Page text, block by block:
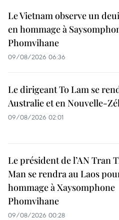
Le Vietnam observe un
en hommage à
Phomvihane
09/08/2026 06:36
Le dirigeant To Lam se
Australie et en Nouvelle-
09/08/2026 02:01
Le président de l’AN Tran
Man se rendra au Laos
hommage à Xaysomphone
Phomvihane
09/08/2026 00:28